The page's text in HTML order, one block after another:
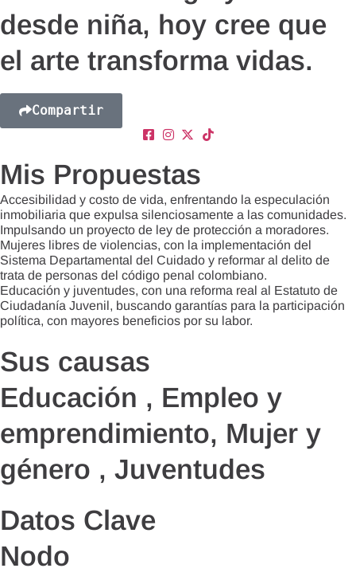
desde niña, hoy cree que
el arte transforma vidas.
Compartir
Mis Propuestas
Accesibilidad y costo de vida, enfrentando la especulación
inmobiliaria que expulsa silenciosamente a las comunidades.
Impulsando un proyecto de ley de protección a moradores.
Mujeres libres de violencias, con la implementación del
Sistema Departamental del Cuidado y reformar al delito de
trata de personas del código penal colombiano.
Educación y juventudes, con una reforma real al Estatuto de
Ciudadanía Juvenil, buscando garantías para la participación
política, con mayores beneficios por su labor.
Sus causas
Educación , Empleo y
emprendimiento, Mujer y
género , Juventudes
Datos Clave
Nodo